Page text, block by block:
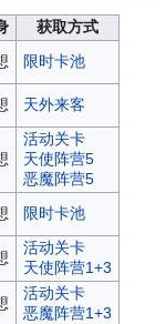
获取方式
限时卡池
天外来客
活动关卡
天使阵营5
恶魔阵营5
限时卡池
活动关卡
天使阵营1+3
活动关卡
恶魔阵营1+3